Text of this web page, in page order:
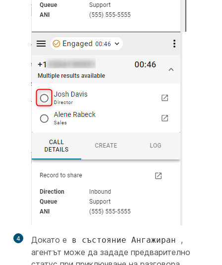
4 Докато е в състояние Ангажиран
,
агентът може да зададе предварително